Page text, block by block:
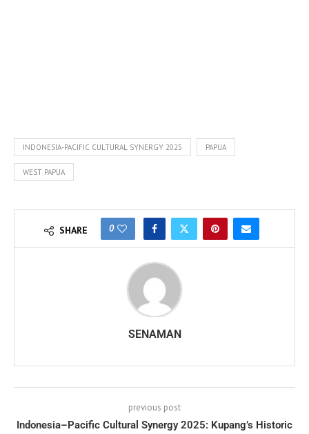
INDONESIA-PACIFIC CULTURAL SYNERGY 2025 PAPUA
WEST PAPUA
SHARE 0
SENAMAN
previous post
Indonesia–Pacific Cultural Synergy 2025: Kupang’s Historic